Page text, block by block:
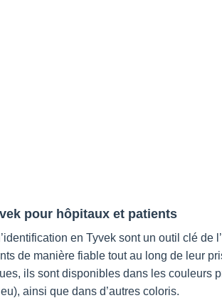
pour hôpitaux et patients
en Tyvek sont un outil clé de
de manière fiable tout au long de leur
ils sont disponibles dans les couleurs
ainsi que dans d’autres coloris.